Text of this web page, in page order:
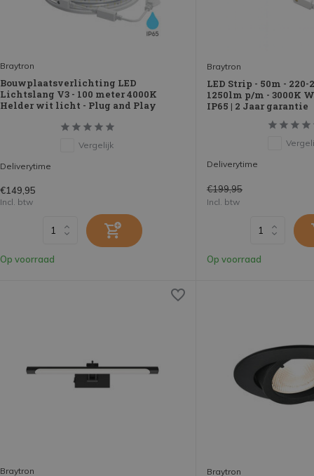
Braytron
Bouwplaatsverlichting LED
Lichtslang V3 - 100 meter 4000K
Helder wit licht - Plug and Play
Vergelijk
Deliverytime
€149,95
Incl. btw
Op voorraad
Braytron
LED Strip - 50m - 220-
1250lm p/m - 3000K
IP65 | 2 Jaar garantie
Deliverytime
€199,95
Incl. btw
Op voorraad
Braytron Braytron